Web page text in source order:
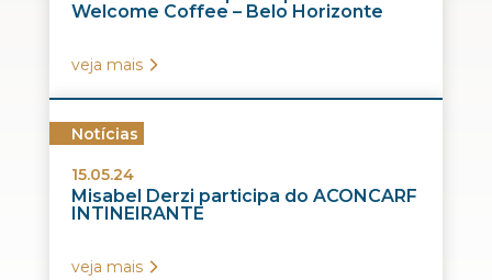
Welcome Coffee – Belo Horizonte
veja mais
Notícias
15.05.24
Misabel Derzi participa do ACONCARF
INTINEIRANTE
veja mais